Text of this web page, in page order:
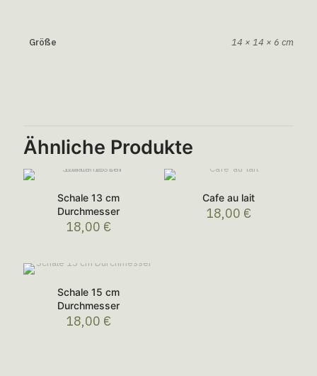
Größe 14 × 14 × 6 cm
Ähnliche Produkte
Schale 13 cm
Durchmesser
18,00 €
Cafe au lait
18,00 €
Schale 15 cm
Durchmesser
18,00 €